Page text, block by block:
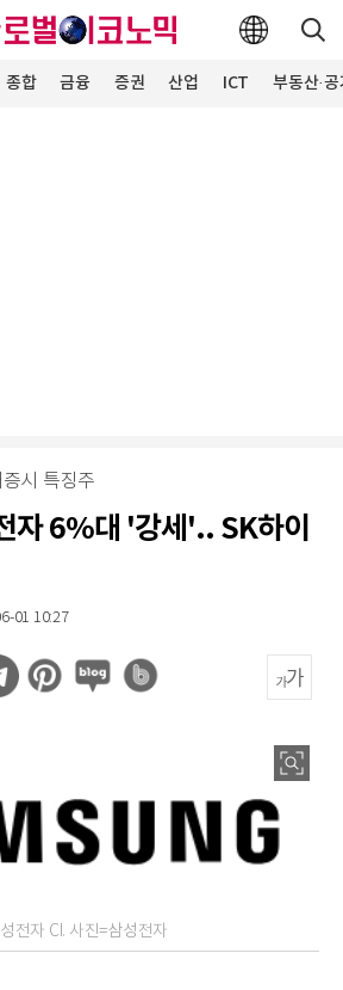
종합 금융 증권 산업 ICT 부동산·
시 특징주
자 6%대 '강세'.. SK하이
01 10:27
전자 CI. 사진=삼성전자